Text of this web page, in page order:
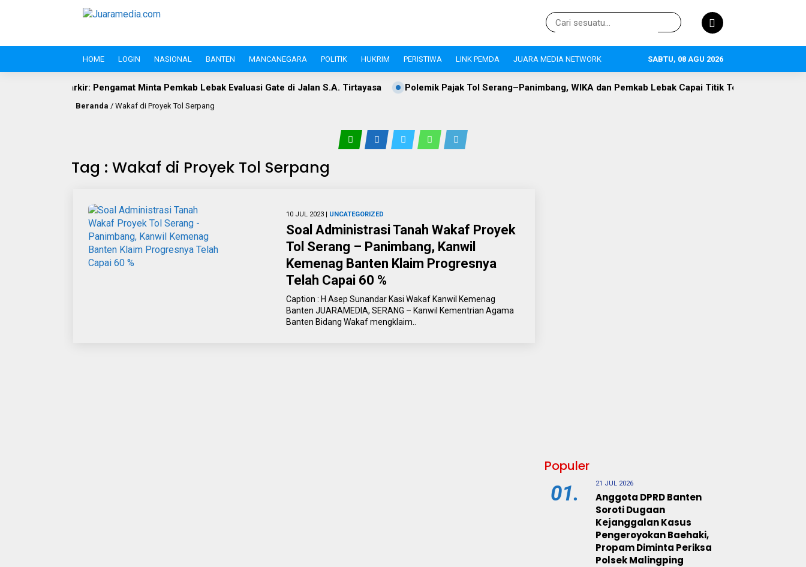
HOME LOGIN NASIONAL BANTEN MANCANEGARA POLITIK HUKRIM PERISTIWA LINK PEMDA JUARA MEDIA NETWORK SABTU, 08 AGU 2026
Pengamat Minta Pemkab Lebak Evaluasi Gate di Jalan S.A. Tirtayasa Polemik Pajak Tol Serang–Panimbang, WIKA dan Pemkab Lebak Capai Titik Temu DLH Lebak Dorong
Beranda / Wakaf di Proyek Tol Serpang
Tag : Wakaf di Proyek Tol Serpang
10 JUL 2023 | UNCATEGORIZED
Soal Administrasi Tanah Wakaf Proyek
Tol Serang – Panimbang, Kanwil
Kemenag Banten Klaim Progresnya
Telah Capai 60 %
Caption : H Asep Sunandar Kasi Wakaf Kanwil Kemenag
Banten JUARAMEDIA, SERANG – Kanwil Kementrian Agama
Banten Bidang Wakaf mengklaim..
Populer
01. 21 JUL 2026
Anggota DPRD Banten
Soroti Dugaan
Kejanggalan Kasus
Pengeroyokan Baehaki,
Propam Diminta Periksa
Polsek Malingping